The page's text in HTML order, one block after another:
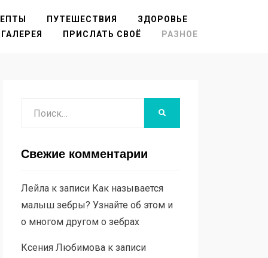
ПУТЕШЕСТВИЯ
ЗДОРОВЬЕ
ГАЛЕРЕЯ
ПРИСЛАТЬ СВОЁ РАЗНОЕ
Свежие комментарии
Лейлак записи Как называется
малыш зебры? Узнайте об этом и
о многом другом о зебрах
Ксения Любимовак записи